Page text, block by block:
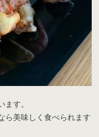
す。
ら美味しく食べられます